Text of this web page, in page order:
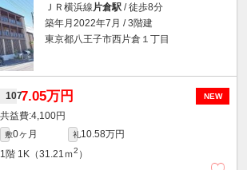
ＪＲ横浜線 片倉駅 / 徒歩8分
築年月2022年7月 / 3階建
東京都八王子市西片倉１丁目
NEW
1077.05万円
4,100円
敷0ヶ月 礼10.58万円
1階 1K（31.21ｍ2 ）